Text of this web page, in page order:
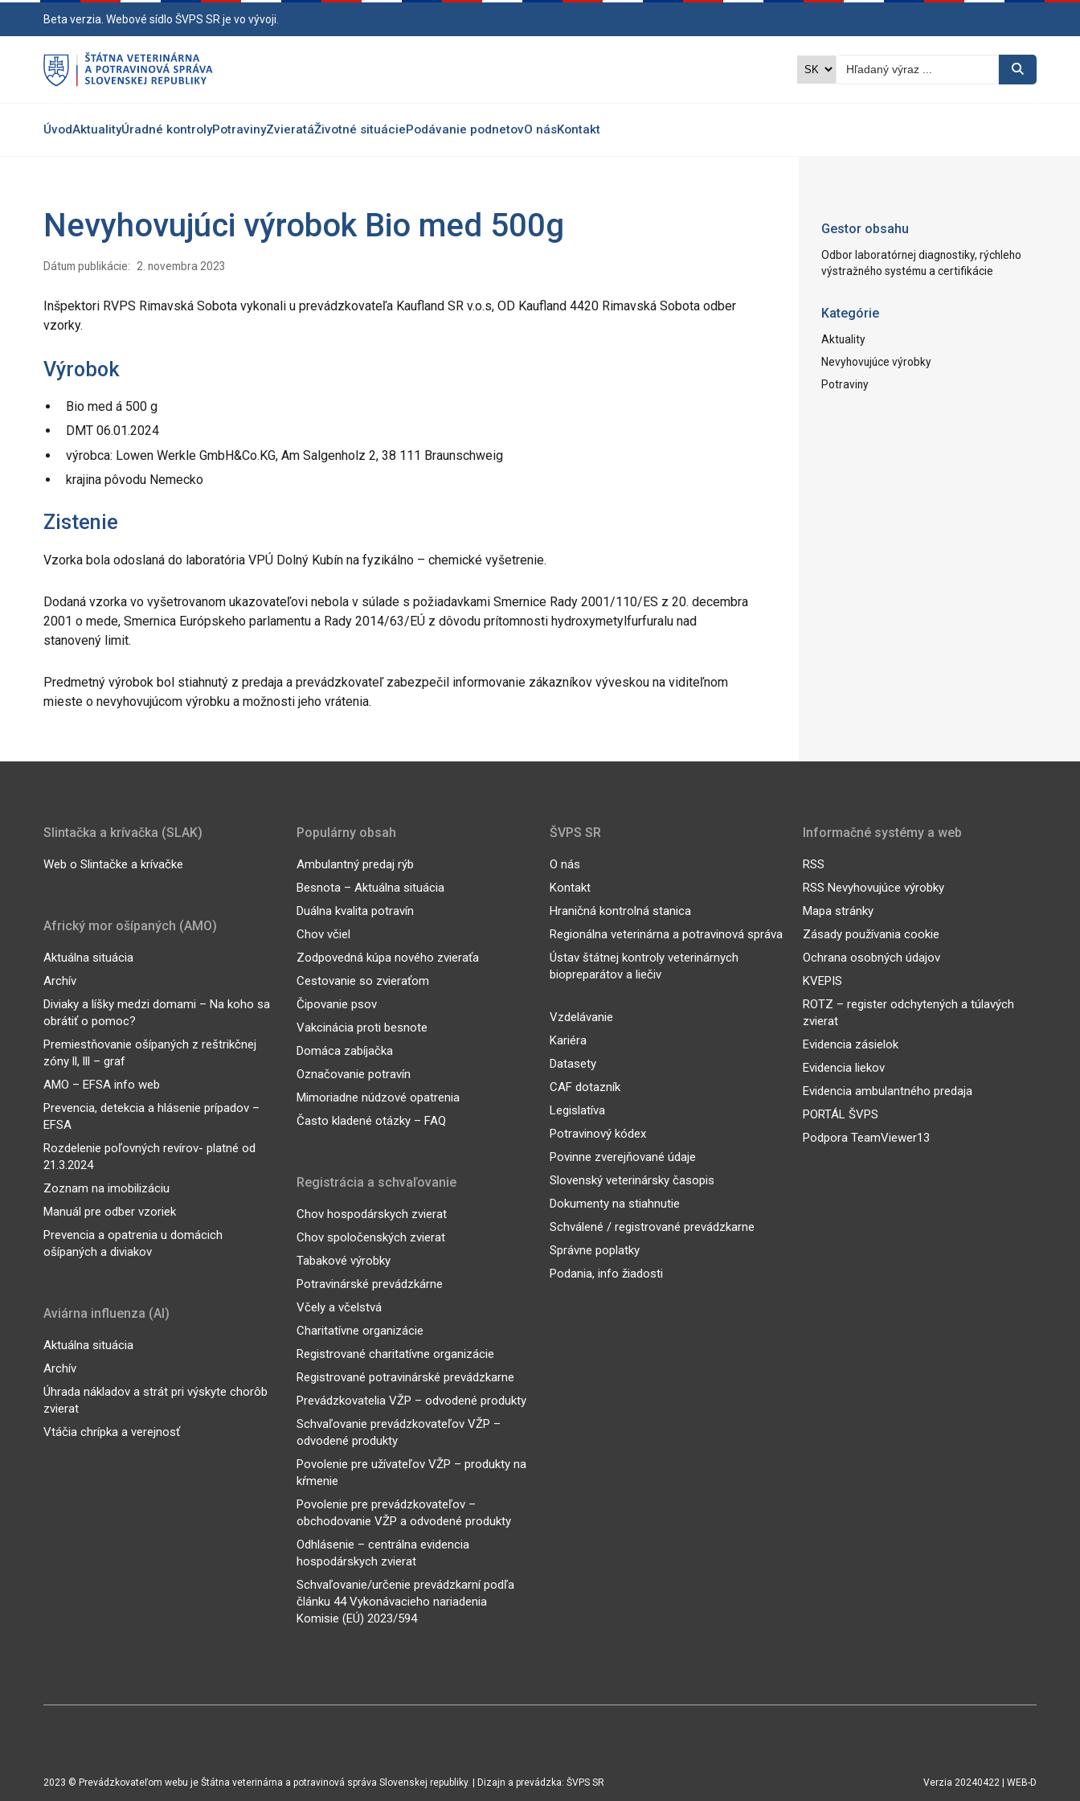
Beta verzia. Webové sídlo ŠVPS SR je vo vývoji.
ÚvodAktualityÚradné kontrolyPotravinyZvieratáŽivotné situáciePodávanie podnetovO násKontakt
Nevyhovujúci výrobok Bio med 500g
Dátum publikácie: 2. novembra 2023
Inšpektori RVPS Rimavská Sobota vykonali u prevádzkovateľa Kaufland SR v.o.s, OD Kaufland 4420 Rimavská Sobota odber
vzorky.
Výrobok
Bio med á 500 g
DMT 06.01.2024
výrobca: Lowen Werkle GmbH&Co.KG, Am Salgenholz 2, 38 111 Braunschweig
krajina pôvodu Nemecko
Zistenie
Vzorka bola odoslaná do laboratória VPÚ Dolný Kubín na fyzikálno – chemické vyšetrenie.
Dodaná vzorka vo vyšetrovanom ukazovateľovi nebola v súlade s požiadavkami Smernice Rady 2001/110/ES z 20. decembra
2001 o mede, Smernica Európskeho parlamentu a Rady 2014/63/EÚ z dôvodu prítomnosti hydroxymetylfurfuralu nad
stanovený limit.
Predmetný výrobok bol stiahnutý z predaja a prevádzkovateľ zabezpečil informovanie zákazníkov výveskou na viditeľnom
mieste o nevyhovujúcom výrobku a možnosti jeho vrátenia.
Gestor obsahu
Odbor laboratórnej diagnostiky, rýchleho
výstražného systému a certifikácie
Kategórie
Aktuality
Nevyhovujúce výrobky
Potraviny
Slintačka a krívačka (SLAK)
Web o Slintačke a krívačke
Africký mor ošípaných (AMO)
Aktuálna situácia
Archív
Diviaky a líšky medzi domami – Na koho sa
obrátiť o pomoc?
Premiestňovanie ošípaných z reštrikčnej
zóny ll, lll – graf
AMO – EFSA info web
Prevencia, detekcia a hlásenie prípadov –
EFSA
Rozdelenie poľovných revírov- platné od
21.3.2024
Zoznam na imobilizáciu
Manuál pre odber vzoriek
Prevencia a opatrenia u domácich
ošípaných a diviakov
Aviárna influenza (AI)
Aktuálna situácia
Archív
Úhrada nákladov a strát pri výskyte chorôb
zvierat
Vtáčia chrípka a verejnosť
Populárny obsah
Ambulantný predaj rýb
Besnota – Aktuálna situácia
Duálna kvalita potravín
Chov včiel
Zodpovedná kúpa nového zvieraťa
Cestovanie so zvieraťom
Čipovanie psov
Vakcinácia proti besnote
Domáca zabíjačka
Označovanie potravín
Mimoriadne núdzové opatrenia
Často kladené otázky – FAQ
Registrácia a schvaľovanie
Chov hospodárskych zvierat
Chov spoločenských zvierat
Tabakové výrobky
Potravinárské prevádzkárne
Včely a včelstvá
Charitatívne organizácie
Registrované charitatívne organizácie
Registrované potravinárské prevádzkarne
Prevádzkovatelia VŽP – odvodené produkty
Schvaľovanie prevádzkovateľov VŽP –
odvodené produkty
Povolenie pre užívateľov VŽP – produkty na
kŕmenie
Povolenie pre prevádzkovateľov –
obchodovanie VŽP a odvodené produkty
Odhlásenie – centrálna evidencia
hospodárskych zvierat
Schvaľovanie/určenie prevádzkarní podľa
článku 44 Vykonávacieho nariadenia
Komisie (EÚ) 2023/594
ŠVPS SR
O nás
Kontakt
Hraničná kontrolná stanica
Regionálna veterinárna a potravinová správa
Ústav štátnej kontroly veterinárnych
biopreparátov a liečiv
Vzdelávanie
Kariéra
Datasety
CAF dotazník
Legislatíva
Potravinový kódex
Povinne zverejňované údaje
Slovenský veterinársky časopis
Dokumenty na stiahnutie
Schválené / registrované prevádzkarne
Správne poplatky
Podania, info žiadosti
Informačné systémy a web
RSS
RSS Nevyhovujúce výrobky
Mapa stránky
Zásady používania cookie
Ochrana osobných údajov
KVEPIS
ROTZ – register odchytených a túlavých
zvierat
Evidencia zásielok
Evidencia liekov
Evidencia ambulantného predaja
PORTÁL ŠVPS
Podpora TeamViewer13
2023 © Prevádzkovateľom webu je Štátna veterinárna a potravinová správa Slovenskej republiky. | Dizajn a prevádzka: ŠVPS SR Verzia 20240422 | WEB-D